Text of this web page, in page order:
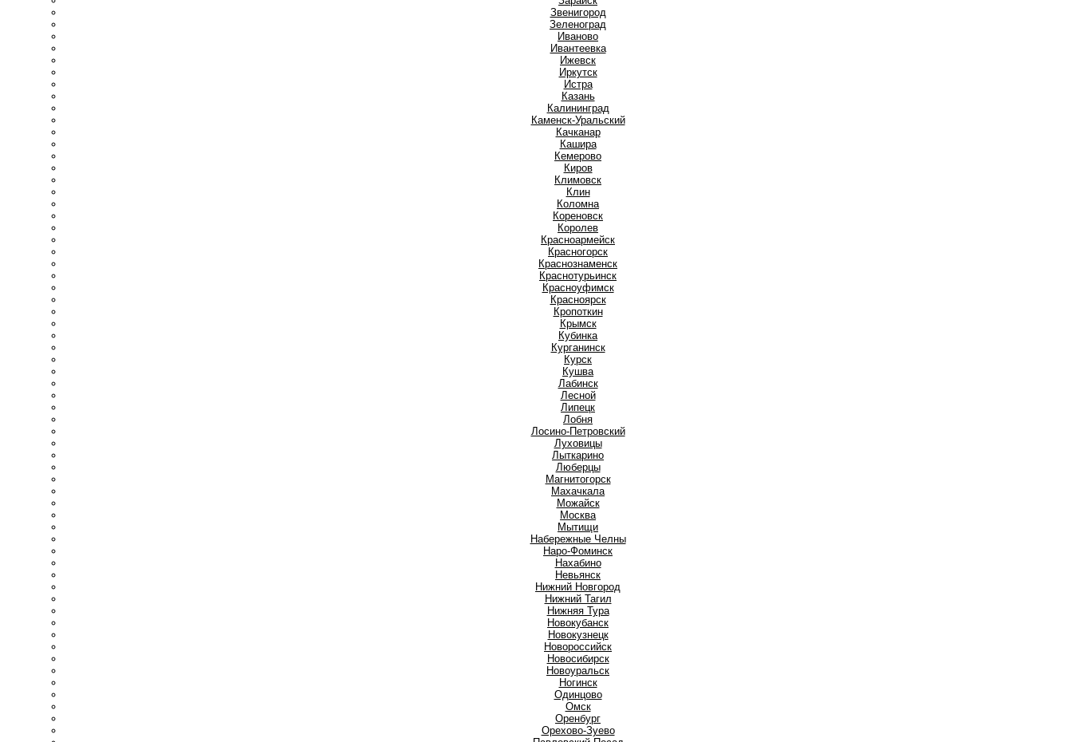
Звенигород
Зеленоград
Иваново
Ивантеевка
Ижевск
Иркутск
Истра
Казань
Калининград
Каменск-Уральский
Качканар
Кашира
Кемерово
Киров
Климовск
Клин
Коломна
Кореновск
Королев
Красноармейск
Красногорск
Краснознаменск
Краснотурьинск
Красноуфимск
Красноярск
Кропоткин
Крымск
Кубинка
Курганинск
Курск
Кушва
Лабинск
Лесной
Липецк
Лобня
Лосино-Петровский
Луховицы
Лыткарино
Люберцы
Магнитогорск
Махачкала
Можайск
Москва
Мытищи
Набережные Челны
Наро-Фоминск
Нахабино
Невьянск
Нижний Новгород
Нижний Тагил
Нижняя Тура
Новокубанск
Новокузнецк
Новороссийск
Новосибирск
Новоуральск
Ногинск
Одинцово
Омск
Оренбург
Орехово-Зуево